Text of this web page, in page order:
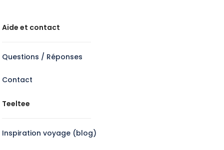
Aide et contact
Questions / Réponses
Contact
Teeltee
Inspiration voyage (blog)